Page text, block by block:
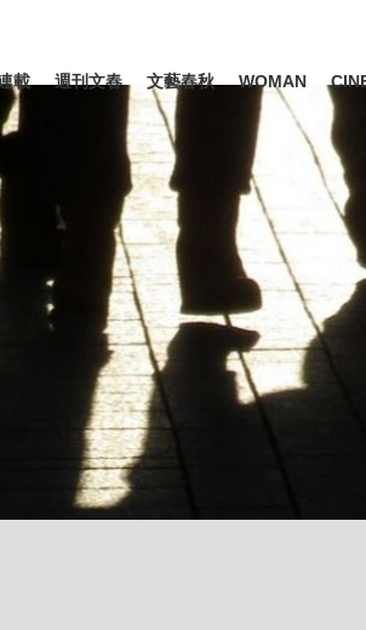
ライフ ビジネス
表監督に... 「最悪の空気のま
観る
載 週刊文春 文藝春秋 WOMAN
キーワード入力
覧
苗 #後藤真希 #森岡毅 #城彰二 #